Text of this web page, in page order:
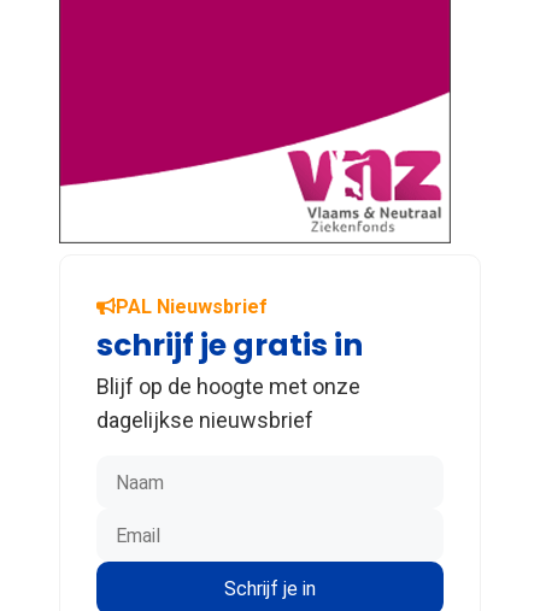
PAL Nieuwsbrief
schrijf je gratis in
Blijf op de hoogte met onze
dagelijkse nieuwsbrief